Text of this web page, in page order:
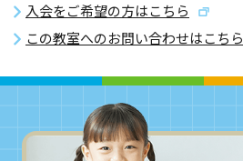
入会をご希望の方はこちら
この教室へのお問い合わせはこちら